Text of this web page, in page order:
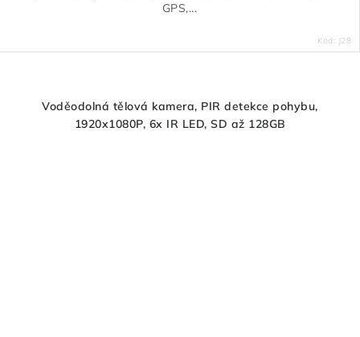
GPS,...
Kód: J28
Voděodolná tělová kamera, PIR detekce pohybu,
1920x1080P, 6x IR LED, SD až 128GB